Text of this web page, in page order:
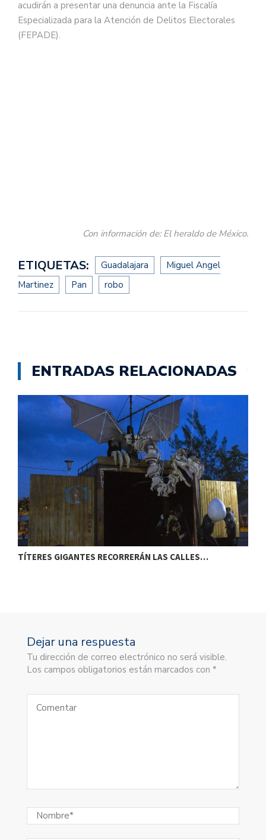
acudirán a presentar una denuncia ante la Fiscalía
Especializada para la Atención de Delitos Electorales
(FEPADE).
Con información de: El heraldo de México.
ETIQUETAS: Guadalajara
Miguel Angel
Martinez
Pan robo
ENTRADAS RELACIONADAS
TÍTERES GIGANTES RECORRERÁN LAS CALLES…
Dejar una respuesta
Tu dirección de correo electrónico no será visible.
Los campos obligatorios están marcados con *